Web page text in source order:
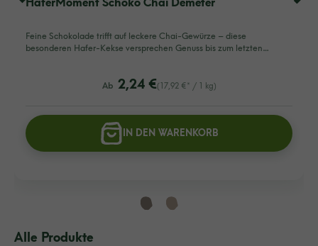
Feine Schokolade trifft auf leckere Chai-Gewürze – diese
besonderen Hafer-Kekse versprechen Genuss bis zum letzten…
(17,92 €* / 1 kg)
listing.regularPriceLabel
Ab 2,24 €
IN DEN WARENKORB
Alle Produkte